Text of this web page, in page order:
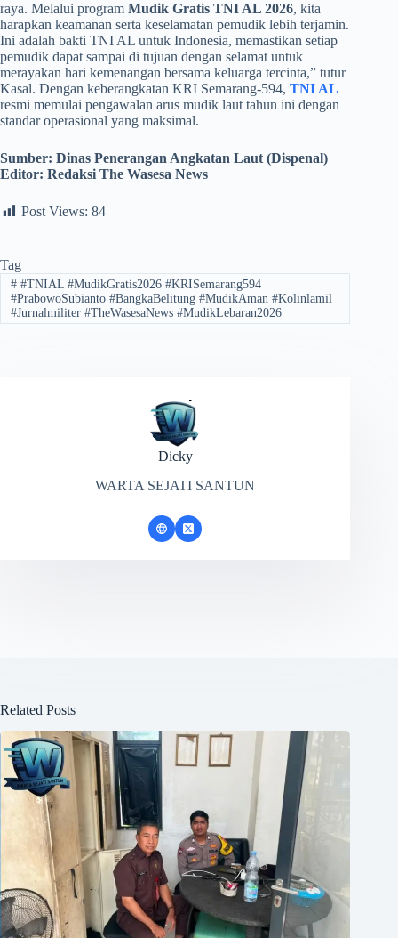
raya. Melalui program Mudik Gratis TNI AL 2026, kita
harapkan keamanan serta keselamatan pemudik lebih terjamin.
Ini adalah bakti TNI AL untuk Indonesia, memastikan setiap
pemudik dapat sampai di tujuan dengan selamat untuk
merayakan hari kemenangan bersama keluarga tercinta,” tutur
Kasal. Dengan keberangkatan KRI Semarang-594, TNI AL
resmi memulai pengawalan arus mudik laut tahun ini dengan
standar operasional yang maksimal.
Sumber: Dinas Penerangan Angkatan Laut (Dispenal)
Editor: Redaksi The Wasesa News
Post Views: 84
Tag
#​#TNIAL #MudikGratis2026 #KRISemarang594
#PrabowoSubianto #BangkaBelitung #MudikAman #Kolinlamil
#Jurnalmiliter #TheWasesaNews #MudikLebaran2026
Dicky
WARTA SEJATI SANTUN
Related Posts